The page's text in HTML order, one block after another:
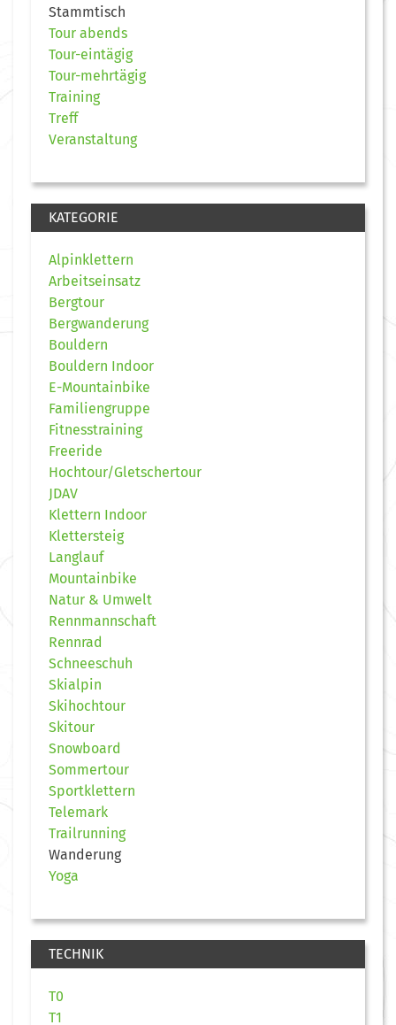
Stammtisch
Tour abends
Tour-eintägig
Tour-mehrtägig
Training
Treff
Veranstaltung
KATEGORIE
Alpinklettern
Arbeitseinsatz
Bergtour
Bergwanderung
Bouldern
Bouldern Indoor
E-Mountainbike
Familiengruppe
Fitnesstraining
Freeride
Hochtour/Gletschertour
JDAV
Klettern Indoor
Klettersteig
Langlauf
Mountainbike
Natur & Umwelt
Rennmannschaft
Rennrad
Schneeschuh
Skialpin
Skihochtour
Skitour
Snowboard
Sommertour
Sportklettern
Telemark
Trailrunning
Wanderung
Yoga
TECHNIK
T0
T1